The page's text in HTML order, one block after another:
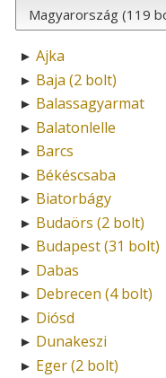
► Ajka
► Baja (2 bolt)
► Balassagyarmat
► Balatonlelle
► Barcs
► Békéscsaba
► Biatorbágy
► Budaörs (2 bolt)
► Budapest (31 bolt)
► Dabas
► Debrecen (4 bolt)
► Diósd
► Dunakeszi
► Eger (2 bolt)